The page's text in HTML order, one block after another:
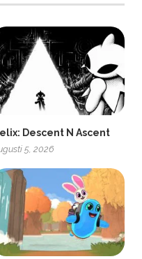
Descent N Ascent
5, 2026
Gaming Omega